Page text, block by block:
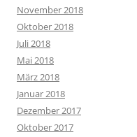
November 2018
Oktober 2018
Juli 2018
Mai 2018
März 2018
Januar 2018
Dezember 2017
Oktober 2017